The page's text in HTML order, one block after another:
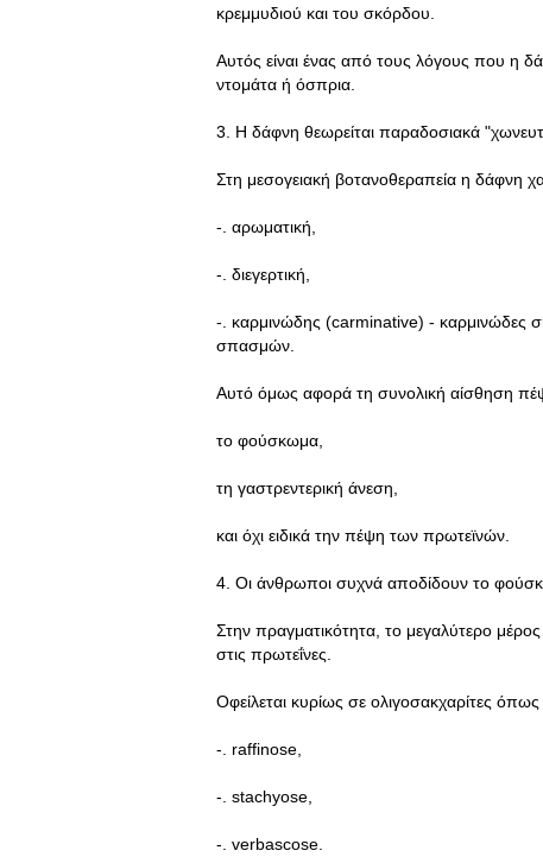
κρεμμυδιού και του σκόρδου.
Αυτός είναι ένας από τους λόγους που η
ντομάτα ή όσπρια.
3. Η δάφνη θεωρείται παραδοσιακά
Στη μεσογειακή βοτανοθεραπεία η δάφνη
-. αρωματική,
-. διεγερτική,
-. καρμινώδης (carminative) - καρμινώδες
σπασμών.
Αυτό όμως αφορά τη συνολική αίσθηση
το φούσκωμα,
τη γαστρεντερική άνεση,
και όχι ειδικά την πέψη των πρωτεϊνών.
4. Οι άνθρωποι συχνά αποδίδουν το
Στην πραγματικότητα, το μεγαλύτερο
στις πρωτεΐνες.
Οφείλεται κυρίως σε ολιγοσακχαρίτες όπως
-. raffinose,
-. stachyose,
-. verbascose.